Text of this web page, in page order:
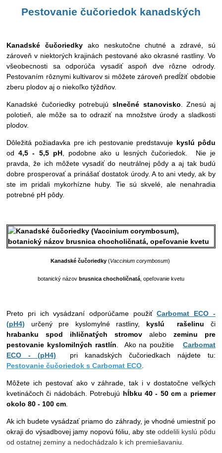
Pestovanie čučoriedok kanadských
Kanadské čučoriedkyako neskutočne chutné a zdravé, sú
zároveň v niektorých krajinách pestované ako okrasné rastliny. Vo
všeobecnosti sa odporúča vysadiť aspoň dve rôzne odrody.
Pestovaním rôznymi kultivarov si môžete zároveň predĺžiť obdobie
zberu plodov aj o niekoľko týždňov.
Kanadské čučoriedky potrebujú slnečné stanovisko. Znesú aj
polotieň, ale môže sa to odraziť na množstve úrody a sladkosti
plodov.
Dôležitá požiadavka pre ich pestovanie predstavuje kyslú pôdu
od4,5 - 5,5 pH, podobne ako u lesných čučoriedok. Nie je
pravda, že ich môžete vysadiť do neutrálnej pôdy a aj tak budú
dobre prosperovať a prinášať dostatok úrody. A to ani vtedy, ak by
ste im pridali mykorhízne huby. Tie sú skvelé, ale nenahradia
potrebné pH pôdy.
Kanadské čučoriedky (Vaccinium corymbosum)
botanický názov brusnica chocholičnatá, opeľovanie kvetu
Preto pri ich vysádzaní odporúčame použiťCarbomat ECO -
(pH4) určený pre kyslomylné rastliny, kyslú rašelinu či
hrabanku spod ihličnatých stromov alebo zeminu pre
pestovanie kyslomilných rastlín. Ako na použitie Carbomat
ECO - (pH4) pri kanadských čučoriedkach nájdete tu:
Pestovanie čučoriedok s Carbomat ECO.
Môžete ich pestovať ako v záhrade, tak i v dostatočne veľkých
kvetináčoch či nádobách. Potrebujú hĺbku 40 - 50 cm a priemer
okolo 80 - 100 cm.
Ak ich budete vysádzať priamo do záhrady, je vhodné umiestniť po
okraji do výsadbovej jamy nopovú fóliu, aby steoddelili kyslú pôdu
od ostatnej zeminy a nedochádzalo k ich premiešavaniu.